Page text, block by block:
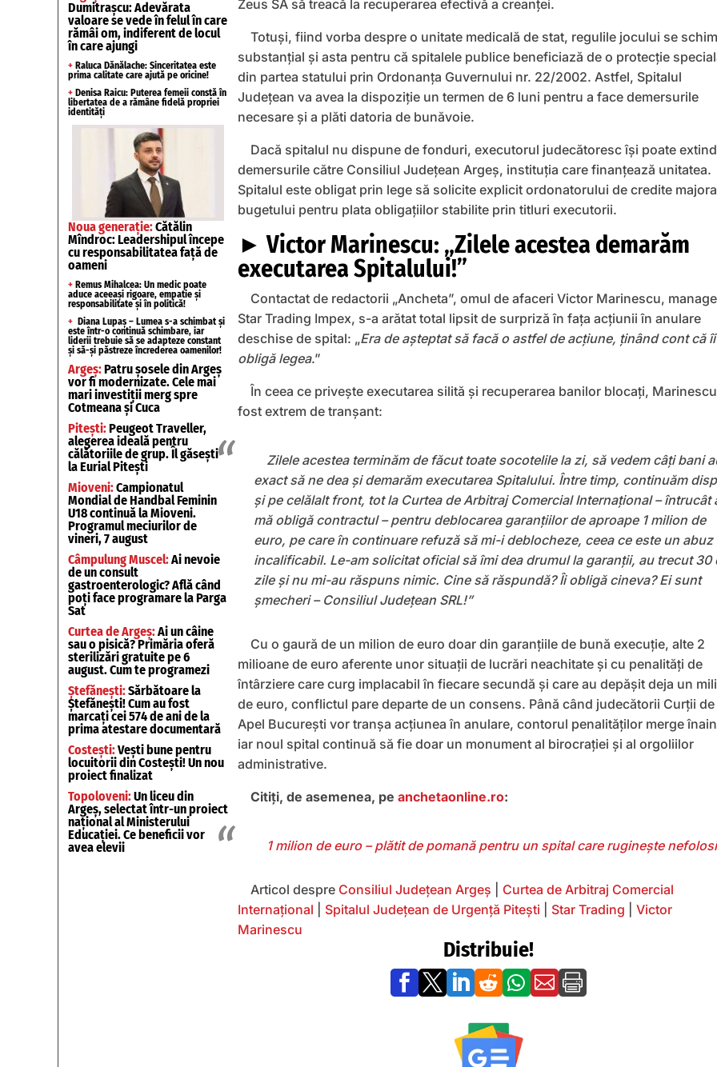
Dumitrașcu: Adevărata
valoare se vede în felul în care
rămâi om, indiferent de locul
în care ajungi
+ Raluca Dănălache: Sinceritatea este
prima calitate care ajută pe oricine!
+ Denisa Raicu: Puterea femeii constă în
libertatea de a rămâne fidelă propriei
identități
Noua generație:Cătălin
Mîndroc: Leadershipul începe
cu responsabilitatea față de
oameni
+ Remus Mihalcea: Un medic poate
aduce aceeași rigoare, empatie și
responsabilitate și în politică!
+ Diana Lupaș – Lumea s-a schimbat și
este într-o continuă schimbare, iar
liderii trebuie să se adapteze constant
și să-și păstreze încrederea oamenilor!
Argeș:Patru șosele din Argeș
vor fi modernizate. Cele mai
mari investiții merg spre
Cotmeana și Cuca
Pitești:Peugeot Traveller,
alegerea ideală pentru
călătoriile de grup. Îl găsești
la Eurial Pitești
Mioveni:Campionatul
Mondial de Handbal Feminin
U18 continuă la Mioveni.
Programul meciurilor de
vineri, 7 august
Câmpulung Muscel:Ai nevoie
de un consult
gastroenterologic? Află când
poți face programare la Parga
Sat
Curtea de Argeș:Ai un câine
sau o pisică? Primăria oferă
sterilizări gratuite pe 6
august. Cum te programezi
Ștefănești:Sărbătoare la
Ștefănești! Cum au fost
marcați cei 574 de ani de la
prima atestare documentară
Costești:Vești bune pentru
locuitorii din Costești! Un nou
proiect finalizat
Topoloveni:Un liceu din
Argeș, selectat într-un proiect
național al Ministerului
Educației. Ce beneficii vor
avea elevii
Zeus SA să treacă la recuperarea efectivă a creanței.
Totuși, fiind vorba despre o unitate medicală de stat, regulile jocului se
substanțial şi asta pentru că spitalele publice beneficiază de o protecție
din partea statului prin Ordonanța Guvernului nr. 22/2002. Astfel, Spitalul
Județean va avea la dispoziție un termen de 6 luni pentru a face demersurile
necesare și a plăti datoria de bunăvoie.
Dacă spitalul nu dispune de fonduri, executorul judecătoresc își poate
demersurile către Consiliul Județean Argeș, instituția care finanțează unitatea.
Spitalul este obligat prin lege să solicite explicit ordonatorului de credite
bugetului pentru plata obligațiilor stabilite prin titluri executorii.
► Victor Marinescu: „Zilele acestea demarăm
executarea Spitalului!”
Contactat de redactorii „Ancheta”, omul de afaceri Victor Marinescu,
Star Trading Impex, s-a arătat total lipsit de surpriză în fața acțiunii în anulare
deschise de spital: „Era de așteptat să facă o astfel de acțiune, ținând cont că îi
obligă legea.”
În ceea ce privește executarea silită și recuperarea banilor blocați,
fost extrem de tranșant:
Zilele acestea terminăm de făcut toate socotelile la zi, să vedem câți bani
exact să ne dea și demarăm executarea Spitalului. Între timp, continuăm
și pe celălalt front, tot la Curtea de Arbitraj Comercial Internaţional – întrucât
mă obligă contractul – pentru deblocarea garanțiilor de aproape 1 milion de
euro, pe care în continuare refuză să mi-i deblocheze, ceea ce este un abuz
incalificabil. Le-am solicitat oficial să îmi dea drumul la garanții, au trecut 30
zile și nu mi-au răspuns nimic. Cine să răspundă? Îi obligă cineva? Ei sunt
șmecheri – Consiliul Județean SRL!”
Cu o gaură de un milion de euro doar din garanțiile de bună execuție, alte 2
milioane de euro aferente unor situaţii de lucrări neachitate și cu penalități de
întârziere care curg implacabil în fiecare secundă şi care au depăşit deja un
de euro, conflictul pare departe de un consens. Până când judecătorii Curții de
Apel București vor tranșa acțiunea în anulare, contorul penalităților merge
iar noul spital continuă să fie doar un monument al birocrației și al orgoliilor
administrative.
Citiţi, de asemenea, pe anchetaonline.ro:
1 milion de euro – plătit de pomană pentru un spital care rugineşte
Articol despre Consiliul Județean Argeș
Curtea de Arbitraj Comercial
Internaţional
Spitalul Județean de Urgență Pitești Star Trading
Victor
Marinescu
Distribuie!
      